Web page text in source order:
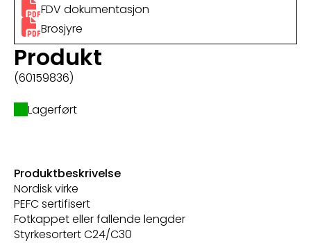
FDV dokumentasjon
Brosjyre
Produkt
(60159836)
Lagerført
Produktbeskrivelse
Nordisk virke
PEFC sertifisert
Fotkappet eller fallende lengder
Styrkesortert C24/C30